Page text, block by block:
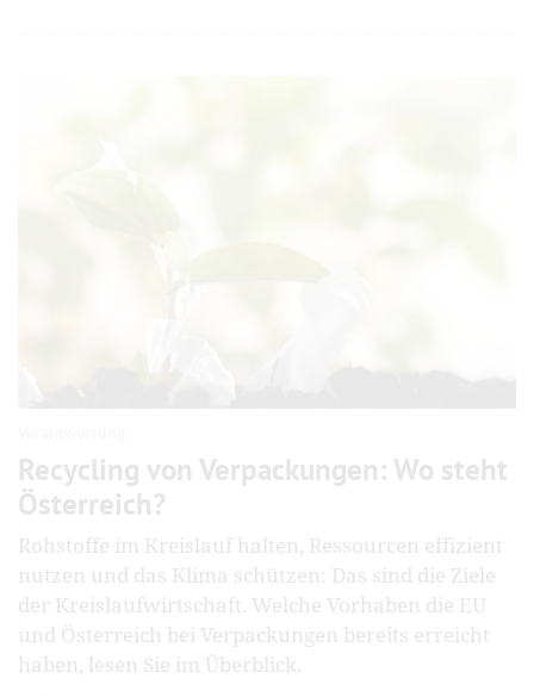
Recycling von Verpackungen: Wo steht
Österreich?
Rohstoffe im Kreislauf halten, Ressourcen effizient
nutzen und das Klima schützen: Das sind die Ziele
der Kreislaufwirtschaft. Welche Vorhaben die EU
und Österreich bei Verpackungen bereits erreicht
haben, lesen Sie im Überblick.